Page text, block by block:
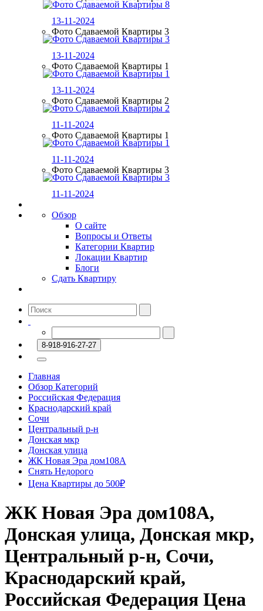
13-11-2024
Фото Сдаваемой Квартиры 3
13-11-2024
Фото Сдаваемой Квартиры 1
13-11-2024
Фото Сдаваемой Квартиры 2
11-11-2024
Фото Сдаваемой Квартиры 1
11-11-2024
Фото Сдаваемой Квартиры 3
11-11-2024
Обзор
О сайте
Вопросы и Ответы
Категории Квартир
Локации Квартир
Блоги
Сдать Квартиру
8-918-916-27-27
Главная
Обзор Категорий
Российская Федерация
Краснодарский край
Сочи
Центральный р-н
Донская мкр
Донская улица
ЖК Новая Эра дом108А
Снять Недорого
Цена Квартиры до 500₽
ЖК Новая Эра дом108А,
Донская улица, Донская мкр,
Центральный р-н, Сочи,
Краснодарский край,
Российская Федерация Цена